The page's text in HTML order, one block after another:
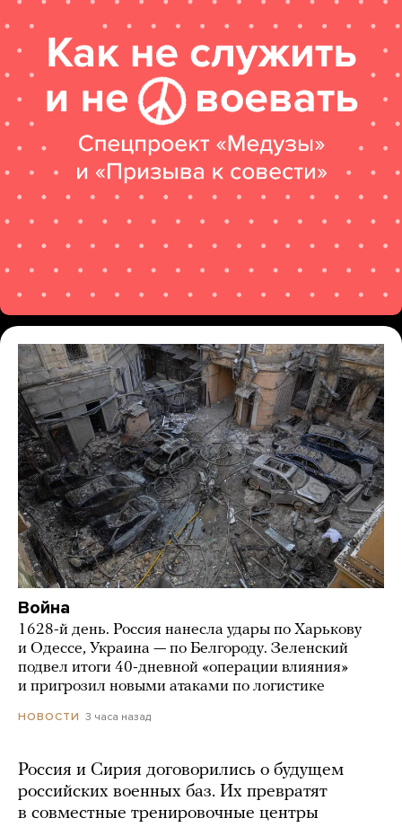
Война
1628-й день. Россия нанесла удары по Харькову
и Одессе, Украина — по Белгороду. Зеленский
подвел итоги 40-дневной «операции влияния»
и пригрозил новыми атаками по логистике
НОВОСТИ 3 часа назад
Россия и Сирия договорились о будущем
российских военных баз. Их превратят
в совместные тренировочные центры